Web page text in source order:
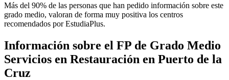
Más del 90% de las personas que han pedido información sobre este
grado medio, valoran de forma muy positiva los centros
recomendados por EstudiaPlus.
Información sobre el FP de Grado Medio
Servicios en Restauración en Puerto de la
Cruz